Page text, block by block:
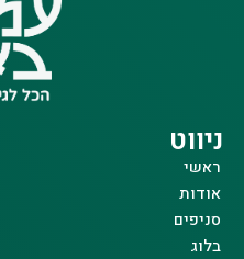
ניווט
ראשי
אודות
סניפים
בלוג